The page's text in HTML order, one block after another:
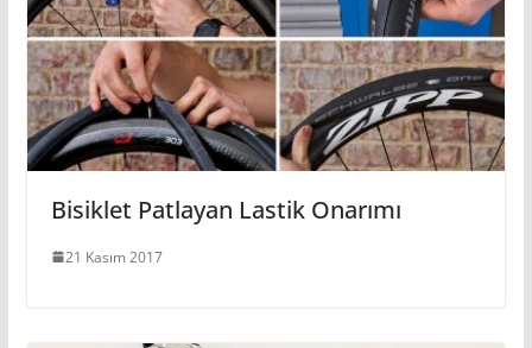
Bisiklet Patlayan Lastik Onarımı
21 Kasım 2017